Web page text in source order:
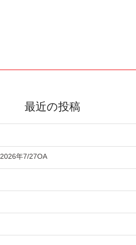
最近の投稿
年7/27OA